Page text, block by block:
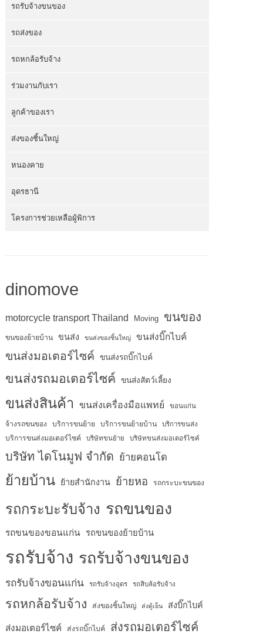
รถรับจ้างขนของ
รถส่งของ
รถหกล้อรับจ้าง
ร่วมงานกับเรา
ลูกค้าของเรา
ส่งของชิ้นใหญ่
หนองคาย
อุดรธานี
โครงการช่วยเหลือผู้พิการ
dinomove
motorcycle transport Thailand Moving ขนของ
ขนของย้ายบ้าน ขนส่ง ขนส่งของชิ้นใหญ่ ขนส่งบิ๊กไบค์
ขนส่งมอเตอร์ไซค์ ขนส่งรถบิ๊กไบค์
ขนส่งรถมอเตอร์ไซค์ ขนส่งสัตว์เลี้ยง
ขนส่งสินค้า ขนส่งเครื่องมือแพทย์ ขอนแก่น
จ้างรถขนของ บริการขนย้าย บริการขนย้ายบ้าน บริการขนส่ง
บริการขนส่งมอเตอร์ไซค์ บริษัทขนย้าย บริษัทขนส่งมอเตอร์ไซค์
บริษัท ไดโนมูฟ จำกัด ย้ายคอนโด
ย้ายบ้าน ย้ายสำนักงาน ย้ายหอ รถกระบะขนของ
รถกระบะรับจ้าง รถขนของ
รถขนของขอนแก่น รถขนของย้ายบ้าน
รถรับจ้าง รถรับจ้างขนของ
รถรับจ้างขอนแก่น รถรับจ้างอุดร รถสิบล้อรับจ้าง
รถหกล้อรับจ้าง ส่งของชิ้นใหญ่ ส่งตู้เย็น ส่งบิ๊กไบค์
ส่งมอเตอร์ไซค์ ส่งรถบิ๊กไบค์ ส่งรถมอเตอร์ไซค์